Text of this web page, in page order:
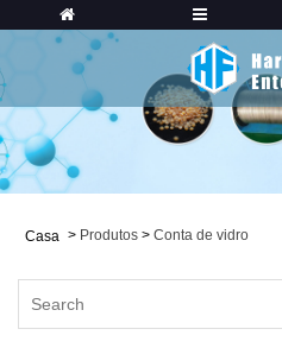
Casa > Produtos > Conta de vidro